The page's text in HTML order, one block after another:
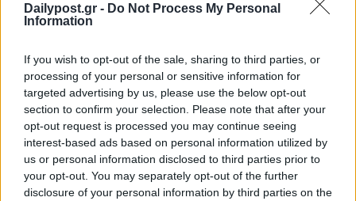
Dailypost.gr - Do Not Process My Personal
Information
If you wish to opt-out of the sale, sharing to third parties, or
processing of your personal or sensitive information for
targeted advertising by us, please use the below opt-out
section to confirm your selection. Please note that after your
opt-out request is processed you may continue seeing
interest-based ads based on personal information utilized by
us or personal information disclosed to third parties prior to
your opt-out. You may separately opt-out of the further
disclosure of your personal information by third parties on the